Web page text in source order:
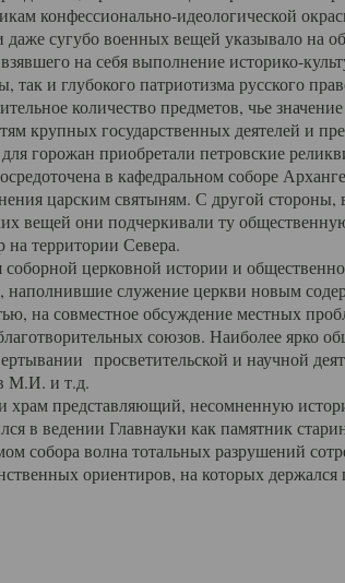
конфессионально-идеологической
сугубо военных вещей указывало на
на себя выполнение историко-
так и глубокого патриотизма русского
количество предметов, чье
крупных государственных деятелей и
горожан приобретали петровские
в кафедральном соборе
царским святыням. С другой стороны,
вещей они подчеркивали ту
территории Севера.
церковной истории и
наполнившие служение церкви новым
на совместное обсуждение местных
союзов. Наиболее ярко
просветительской и научной
М.И. и т.д.
представляющий, несомненную
в ведении Главнауки как памятник
собора волна тотальных разрушений
ориентиров, на которых держался